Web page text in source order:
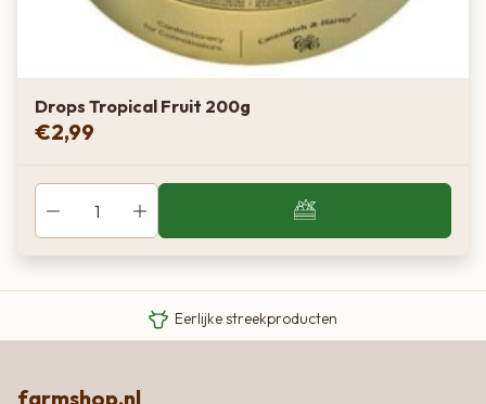
Drops Tropical Fruit 200g
€2,99
Eigen Limousin runderen
Eerlijke streekproducten
farmshop.nl